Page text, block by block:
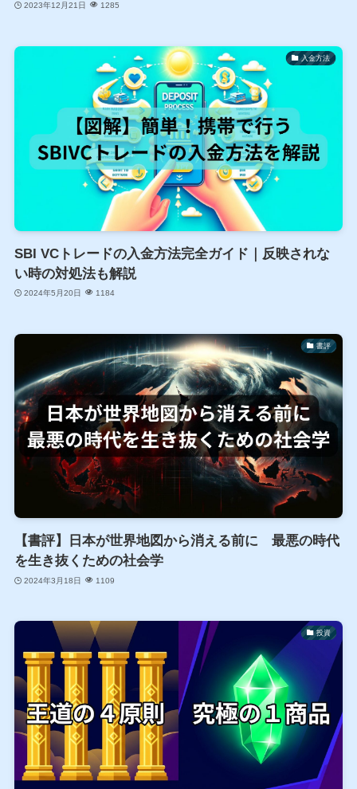
2023年12月21日 1285
入金方法
SBI VCトレードの入金方法完全ガイド｜反映されな
い時の対処法も解説
2024年5月20日 1184
書評
【書評】日本が世界地図から消える前に 最悪の時代
を生き抜くための社会学
2024年3月18日 1109
投資